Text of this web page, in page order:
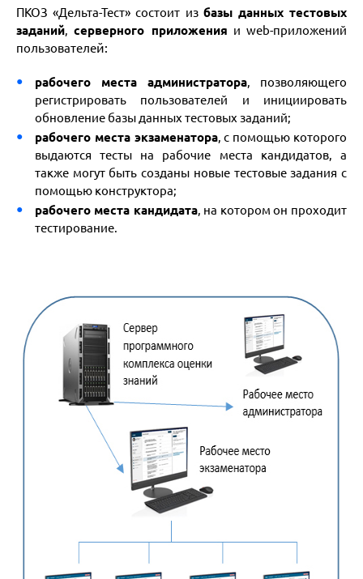
ПКОЗ «Дельта-Тест» состоит из базы данных тестовых
заданий,серверного приложения и web-приложений
пользователей:
рабочего места администратора, позволяющего
регистрировать пользователей и инициировать
обновление базы данных тестовых заданий;
рабочего места экзаменатора, с помощью которого
выдаются тесты на рабочие места кандидатов, а
также могут быть созданы новые тестовые задания с
помощью конструктора;
рабочего места кандидата, на котором он проходит
тестирование.